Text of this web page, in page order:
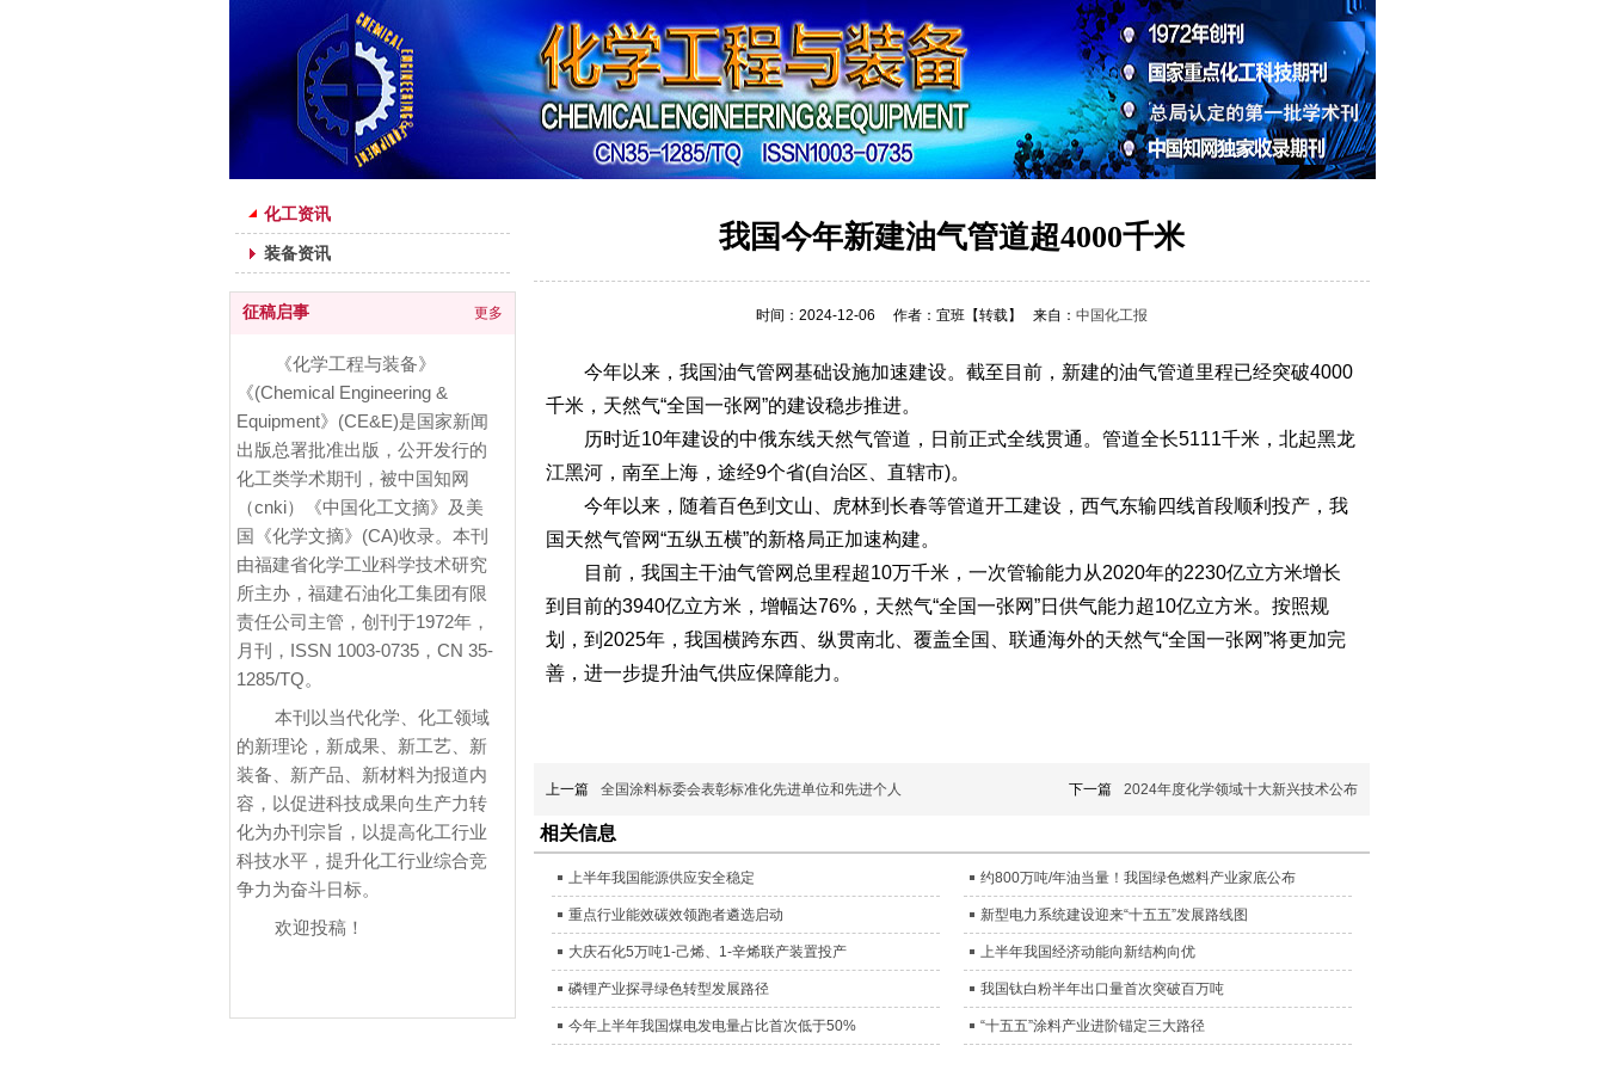
化工资讯
装备资讯
征稿启事 更多
《化学工程与装备》
《(Chemical Engineering &
Equipment》(CE&E)是国家新闻
出版总署批准出版，公开发行的
化工类学术期刊，被中国知网
（cnki）《中国化工文摘》及美
国《化学文摘》(CA)收录。本刊
由福建省化学工业科学技术研究
所主办，福建石油化工集团有限
责任公司主管，创刊于1972年，
月刊，ISSN 1003-0735，CN 35-
1285/TQ。
本刊以当代化学、化工领域
的新理论，新成果、新工艺、新
装备、新产品、新材料为报道内
容，以促进科技成果向生产力转
化为办刊宗旨，以提高化工行业
科技水平，提升化工行业综合竞
争力为奋斗日标。
欢迎投稿！
详细内容
我国今年新建油气管道超4000千米
时间：2024-12-06 作者：宜班 【转载】 来自： 中国化工报
今年以来，我国油气管网基础设施加速建设。截至目前，新建的油气管道里程已经突破4000
千米，天然气“全国一张网”的建设稳步推进。
历时近10年建设的中俄东线天然气管道，日前正式全线贯通。管道全长5111千米，北起黑龙
江黑河，南至上海，途经9个省(自治区、直辖市)。
今年以来，随着百色到文山、虎林到长春等管道开工建设，西气东输四线首段顺利投产，我
国天然气管网“五纵五横”的新格局正加速构建。
目前，我国主干油气管网总里程超10万千米，一次管输能力从2020年的2230亿立方米增长
到目前的3940亿立方米，增幅达76%，天然气“全国一张网”日供气能力超10亿立方米。按照规
划，到2025年，我国横跨东西、纵贯南北、覆盖全国、联通海外的天然气“全国一张网”将更加完
善，进一步提升油气供应保障能力。
上一篇 全国涂料标委会表彰标准化先进单位和先进个人 下一篇 2024年度化学领域十大新兴技术公布
相关信息
上半年我国能源供应安全稳定 约800万吨/年油当量！我国绿色燃料产业家底公布
重点行业能效碳效领跑者遴选启动 新型电力系统建设迎来“十五五”发展路线图
大庆石化5万吨1-己烯、1-辛烯联产装置投产 上半年我国经济动能向新结构向优
磷锂产业探寻绿色转型发展路径 我国钛白粉半年出口量首次突破百万吨
今年上半年我国煤电发电量占比首次低于50% “十五五”涂料产业进阶锚定三大路径